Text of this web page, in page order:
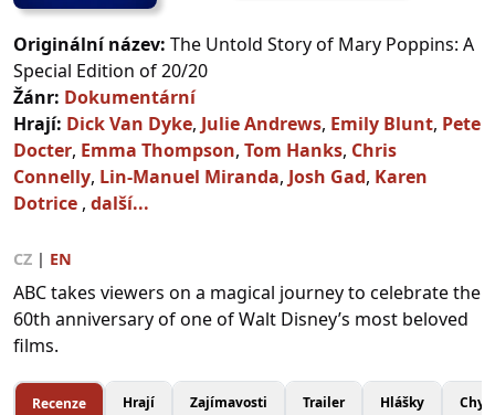
Originální název: The Untold Story of Mary Poppins: A
Special Edition of 20/20
Žánr: Dokumentární
Hrají: Dick Van Dyke, Julie Andrews, Emily Blunt, Pete
Docter, Emma Thompson, Tom Hanks, Chris
Connelly, Lin-Manuel Miranda, Josh Gad, Karen
Dotrice , další...
CZ | EN
ABC takes viewers on a magical journey to celebrate the
60th anniversary of one of Walt Disney’s most beloved
films.
Recenze Hrají Zajímavosti Trailer Hlášky